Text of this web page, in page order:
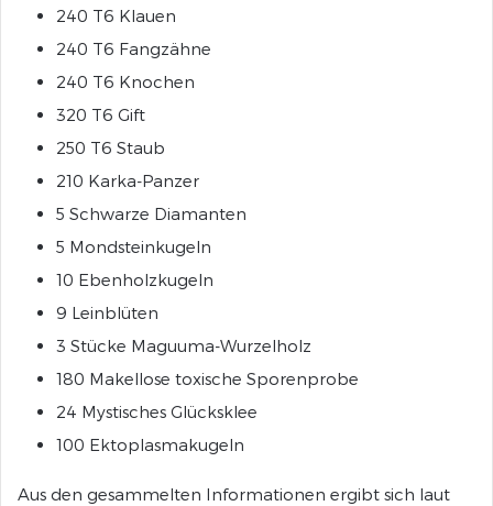
240 T6 Klauen
240 T6 Fangzähne
240 T6 Knochen
320 T6 Gift
250 T6 Staub
210 Karka-Panzer
5 Schwarze Diamanten
5 Mondsteinkugeln
10 Ebenholzkugeln
9 Leinblüten
3 Stücke Maguuma-Wurzelholz
180 Makellose toxische Sporenprobe
24 Mystisches Glücksklee
100 Ektoplasmakugeln
Aus den gesammelten Informationen ergibt sich laut